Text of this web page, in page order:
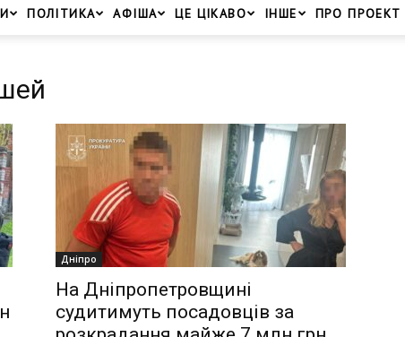
ПОЛІТИКА АФІША ЦЕ ЦІКАВО ІНШЕ ПРО ПРОЕКТ
Дніпро
На Дніпропетровщині
судитимуть посадовців за